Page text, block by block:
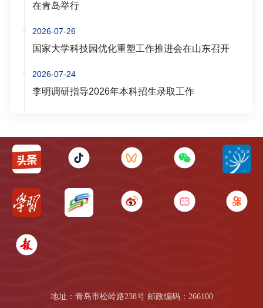
在青岛举行
2026-07-26
国家大学科技园优化重塑工作推进会在山东召开
2026-07-24
李明调研指导2026年本科招生录取工作
地址：青岛市松岭路238号 邮政编码：266100